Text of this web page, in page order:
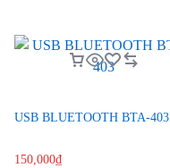
USB BLUETOOTH BTA-403
150,000₫